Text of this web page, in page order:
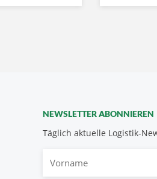
NEWSLETTER ABONNIEREN
Täglich aktuelle Logistik-